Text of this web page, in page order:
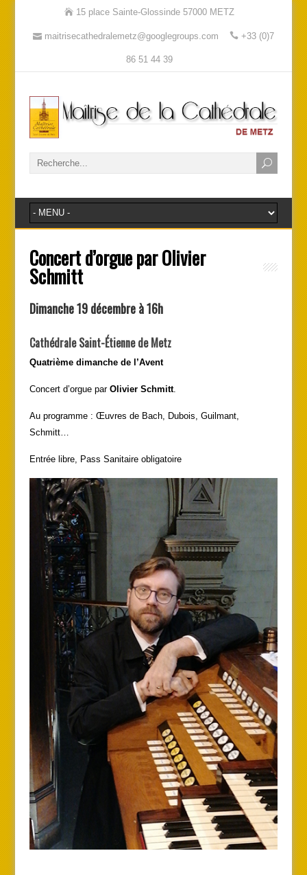
15 place Sainte-Glossinde 57000 METZ
maitrisecathedralemetz@googlegroups.com +33 (0)7
86 51 44 39
Concert d’orgue par Olivier
Schmitt
Dimanche 19 décembre à 16h
Cathédrale Saint-Étienne de Metz
Quatrième dimanche de l’Avent
Concert d’orgue par Olivier Schmitt.
Au programme : Œuvres de Bach, Dubois, Guilmant,
Schmitt…
Entrée libre, Pass Sanitaire obligatoire